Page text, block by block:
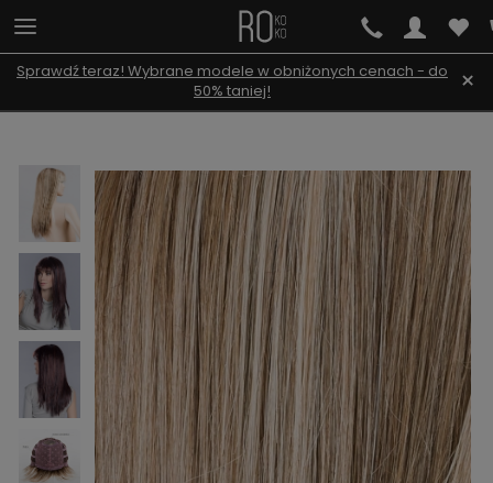
Sprawdź teraz! Wybrane modele w obniżonych cenach - do
50% taniej!
×